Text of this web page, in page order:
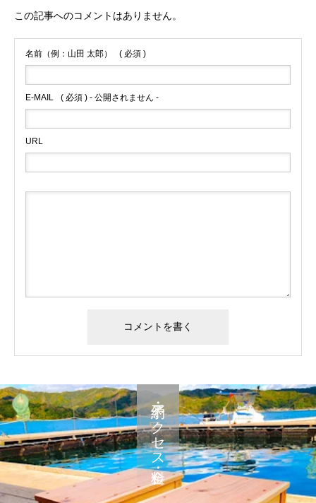
この記事へのコメントはありません。
名前（例：山田 太郎） ( 必須 )
E-MAIL ( 必須 ) - 公開されません -
URL
予約・アクセス・料金